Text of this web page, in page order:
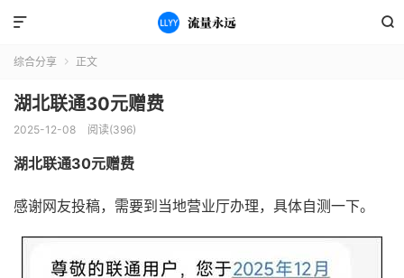


综合分享  正文
湖北联通30元赠费
2025-12-08 阅读(396)
湖北联通30元赠费
感谢网友投稿，需要到当地营业厅办理，具体自测一下。